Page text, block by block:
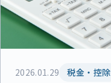
2026.01.29 税金・控除